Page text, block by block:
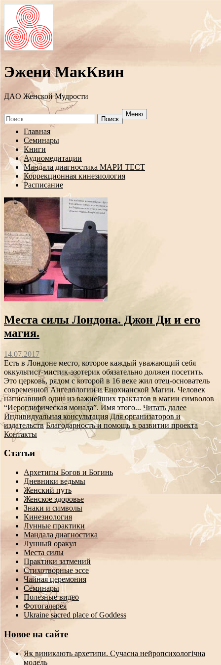
Эжени МакКвин
ДAO Женской Мудрости
Search
for:
Меню
Перейти
содержанию
Главная
Семинары
Книги
Аудиомедитации
Мандала диагностика МАРИ ТЕСТ
Коррекционная кинезиология
Расписание
Места силы Лондона. Джон Ди и его
магия.
14.07.2017
Есть в Лондоне место, которое каждый уважающий себя
оккультист-мистик-эзотерик обязательно должен посетить.
Это церковь, рядом с которой в 16 веке жил отец-основатель
современной Ангелологии и Енохианской Магии. Человек
написавший один из важнейших трактатов в магии символов
“Иероглифическая монада”. Имя этого... Читать далее
Индивидуальная консультация Для организаторов и
издательств Благодарность и помощь в развитии проекта
Контакты
Статьи
Архетипы Богов и Богинь
Дневники ведьмы
Женский путь
Женское здоровье
Знаки и символы
Кинезиология
Лунные практики
Мандала диагностика
Лунный оракул
Места силы
Практики затмений
Стихотворные эссе
Чайная церемония
Семинары
Полезные видео
Фотогалерея
Ukraine sacred place of Goddess
Новое на сайте
Як виникають архетипи. Сучасна нейропсихологічна
модель